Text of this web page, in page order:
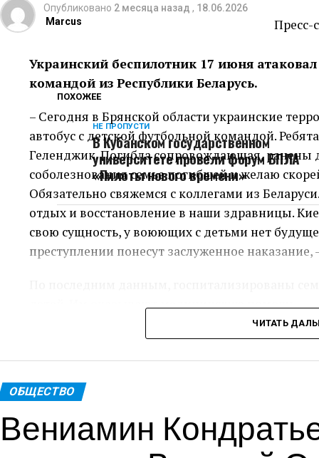
Пресс-
ПОХОЖЕЕ
НЕ ПРОПУСТИ
В Кубанском государственном
университете провели форум БПЛА
«Пилоты нового времени»
Опубликовано 2 месяца назад , 18.06.2026
Marcus
Украинский беспилотник 17 июня
командой из Республики Беларусь.
– Сегодня в Брянской области украинские
автобус с детской футбольной командой.
Геленджик. Погибла сопровождающая, ранены
соболезнования семье погибшей и желаю
Обязательно свяжемся с коллегами из
отдых и восстановление в наши здравницы.
свою сущность, у воюющих с детьми нет
преступлении понесут заслуженное
детей. Им оказывают медицинскую помощь.
Пресс-
ЧИТАТЬ
ОБЩЕСТВО
Вениамин